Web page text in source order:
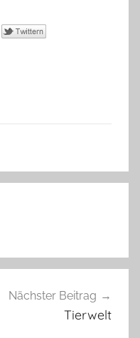
Nächster Beitrag
Tierwelt